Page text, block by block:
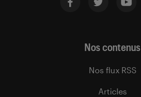
Nos contenus
Nos flux RSS
Articles